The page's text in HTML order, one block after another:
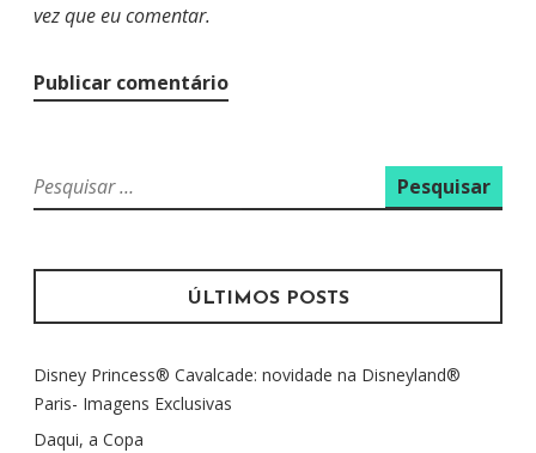
vez que eu comentar.
P
e
q
i
a
r
p
ÚLTIMOS POSTS
Disney Princess® Cavalcade: novidade na Disneyland®
Paris- Imagens Exclusivas
Daqui, a Copa